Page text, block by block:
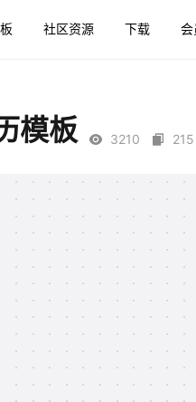
社区资源 下载 会
模板 3210 215